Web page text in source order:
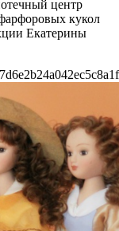
центр
кукол
Екатерины